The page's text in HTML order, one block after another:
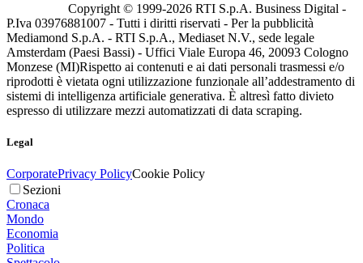
Copyright © 1999-2026 RTI S.p.A. Business Digital -
P.Iva 03976881007 - Tutti i diritti riservati - Per la pubblicità
Mediamond S.p.A. - RTI S.p.A., Mediaset N.V., sede legale
Amsterdam (Paesi Bassi) - Uffici Viale Europa 46, 20093 Cologno
Monzese (MI)Rispetto ai contenuti e ai dati personali trasmessi e/o
riprodotti è vietata ogni utilizzazione funzionale all’addestramento di
sistemi di intelligenza artificiale generativa. È altresì fatto divieto
espresso di utilizzare mezzi automatizzati di data scraping.
Legal
CorporatePrivacy PolicyCookie Policy
Sezioni
Cronaca
Mondo
Economia
Politica